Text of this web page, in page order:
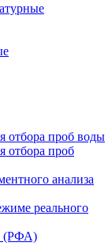
отбора проб воды
отбора проб
анализа
реального
(РФА)